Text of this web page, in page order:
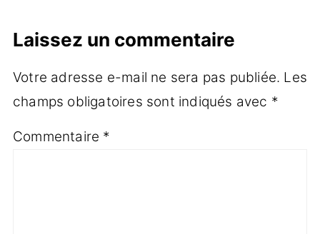
Laissez un commentaire
Votre adresse e-mail ne sera pas publiée. Les
champs obligatoires sont indiqués avec *
Commentaire *